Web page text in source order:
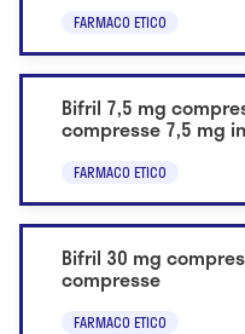
FARMACO ETICO
Bifril 7,5 mg
compresse 7,5 mg
FARMACO ETICO
Bifril 30 mg
compresse
FARMACO ETICO